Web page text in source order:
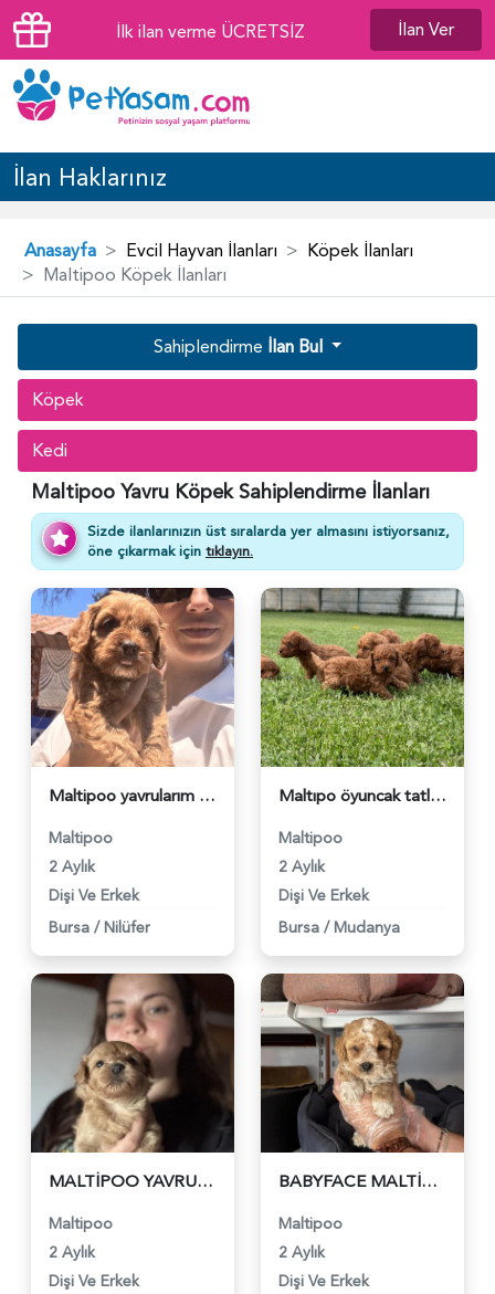
İlk ilan verme ÜCRETSİZ İlan Ver
İlan Haklarınız
Anasayfa Evcil Hayvan İlanları
Köpek İlanları
Maltipoo Köpek İlanları
Sahiplendirme İlan Bul
Köpek
Kedi
Maltipoo Yavru Köpek Sahiplendirme İlanları
Sizde ilanlarınızın üst sıralarda yer almasını istiyorsanız,
öne çıkarmak için tıklayın.
Maltipoo yavrularım sağlık ve ırk garantilidir - 6231
Maltipoo
2 Aylık
Dişi Ve Erkek
Bursa / Nilüfer
Maltıpo öyuncak tatlı bebekler - 6249
Maltipoo
2 Aylık
Dişi Ve Erkek
Bursa / Mudanya
MALTİPOO YAVRU YENİ AİLESİNİ BEKLİYOR - 6260
Maltipoo
2 Aylık
Dişi Ve Erkek
BABYFACE MALTİPOO YAVRULARIMIZ - 6226
Maltipoo
2 Aylık
Dişi Ve Erkek